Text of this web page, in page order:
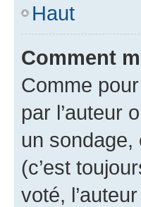
Haut
Comment
Comme
par l’auteur
un
(c’est
voté,